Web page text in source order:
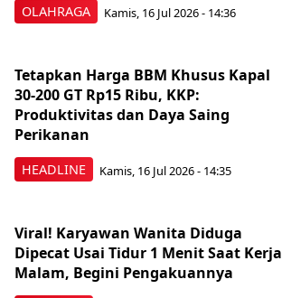
OLAHRAGA Kamis, 16 Jul 2026 - 14:36
HEADLINE
Tetapkan Harga BBM Khusus Kapal
30-200 GT Rp15 Ribu, KKP:
Produktivitas dan Daya Saing
Perikanan
Kamis, 16 Jul 2026 - 14:35
Viral! Karyawan Wanita Diduga
Dipecat Usai Tidur 1 Menit Saat Kerja
Malam, Begini Pengakuannya